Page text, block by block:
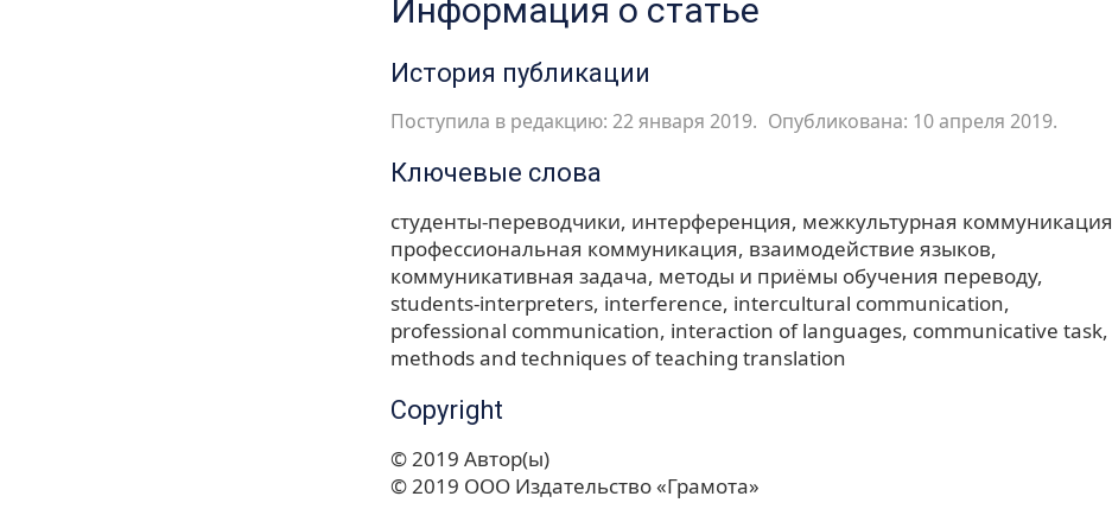
Информация о статье
История публикации
Поступила в редакцию: 22 января 2019. Опубликована: 10 апреля 2019.
Ключевые слова
студенты-переводчики интерференция межкультурная коммуникация
профессиональная коммуникация взаимодействие языков
коммуникативная задача методы и приёмы обучения переводу
students-interpreters interference intercultural communication
professional communication interaction of languages communicative task
methods and techniques of teaching translation
Copyright
© 2019 Автор(ы)
© 2019 ООО Издательство «Грамота»